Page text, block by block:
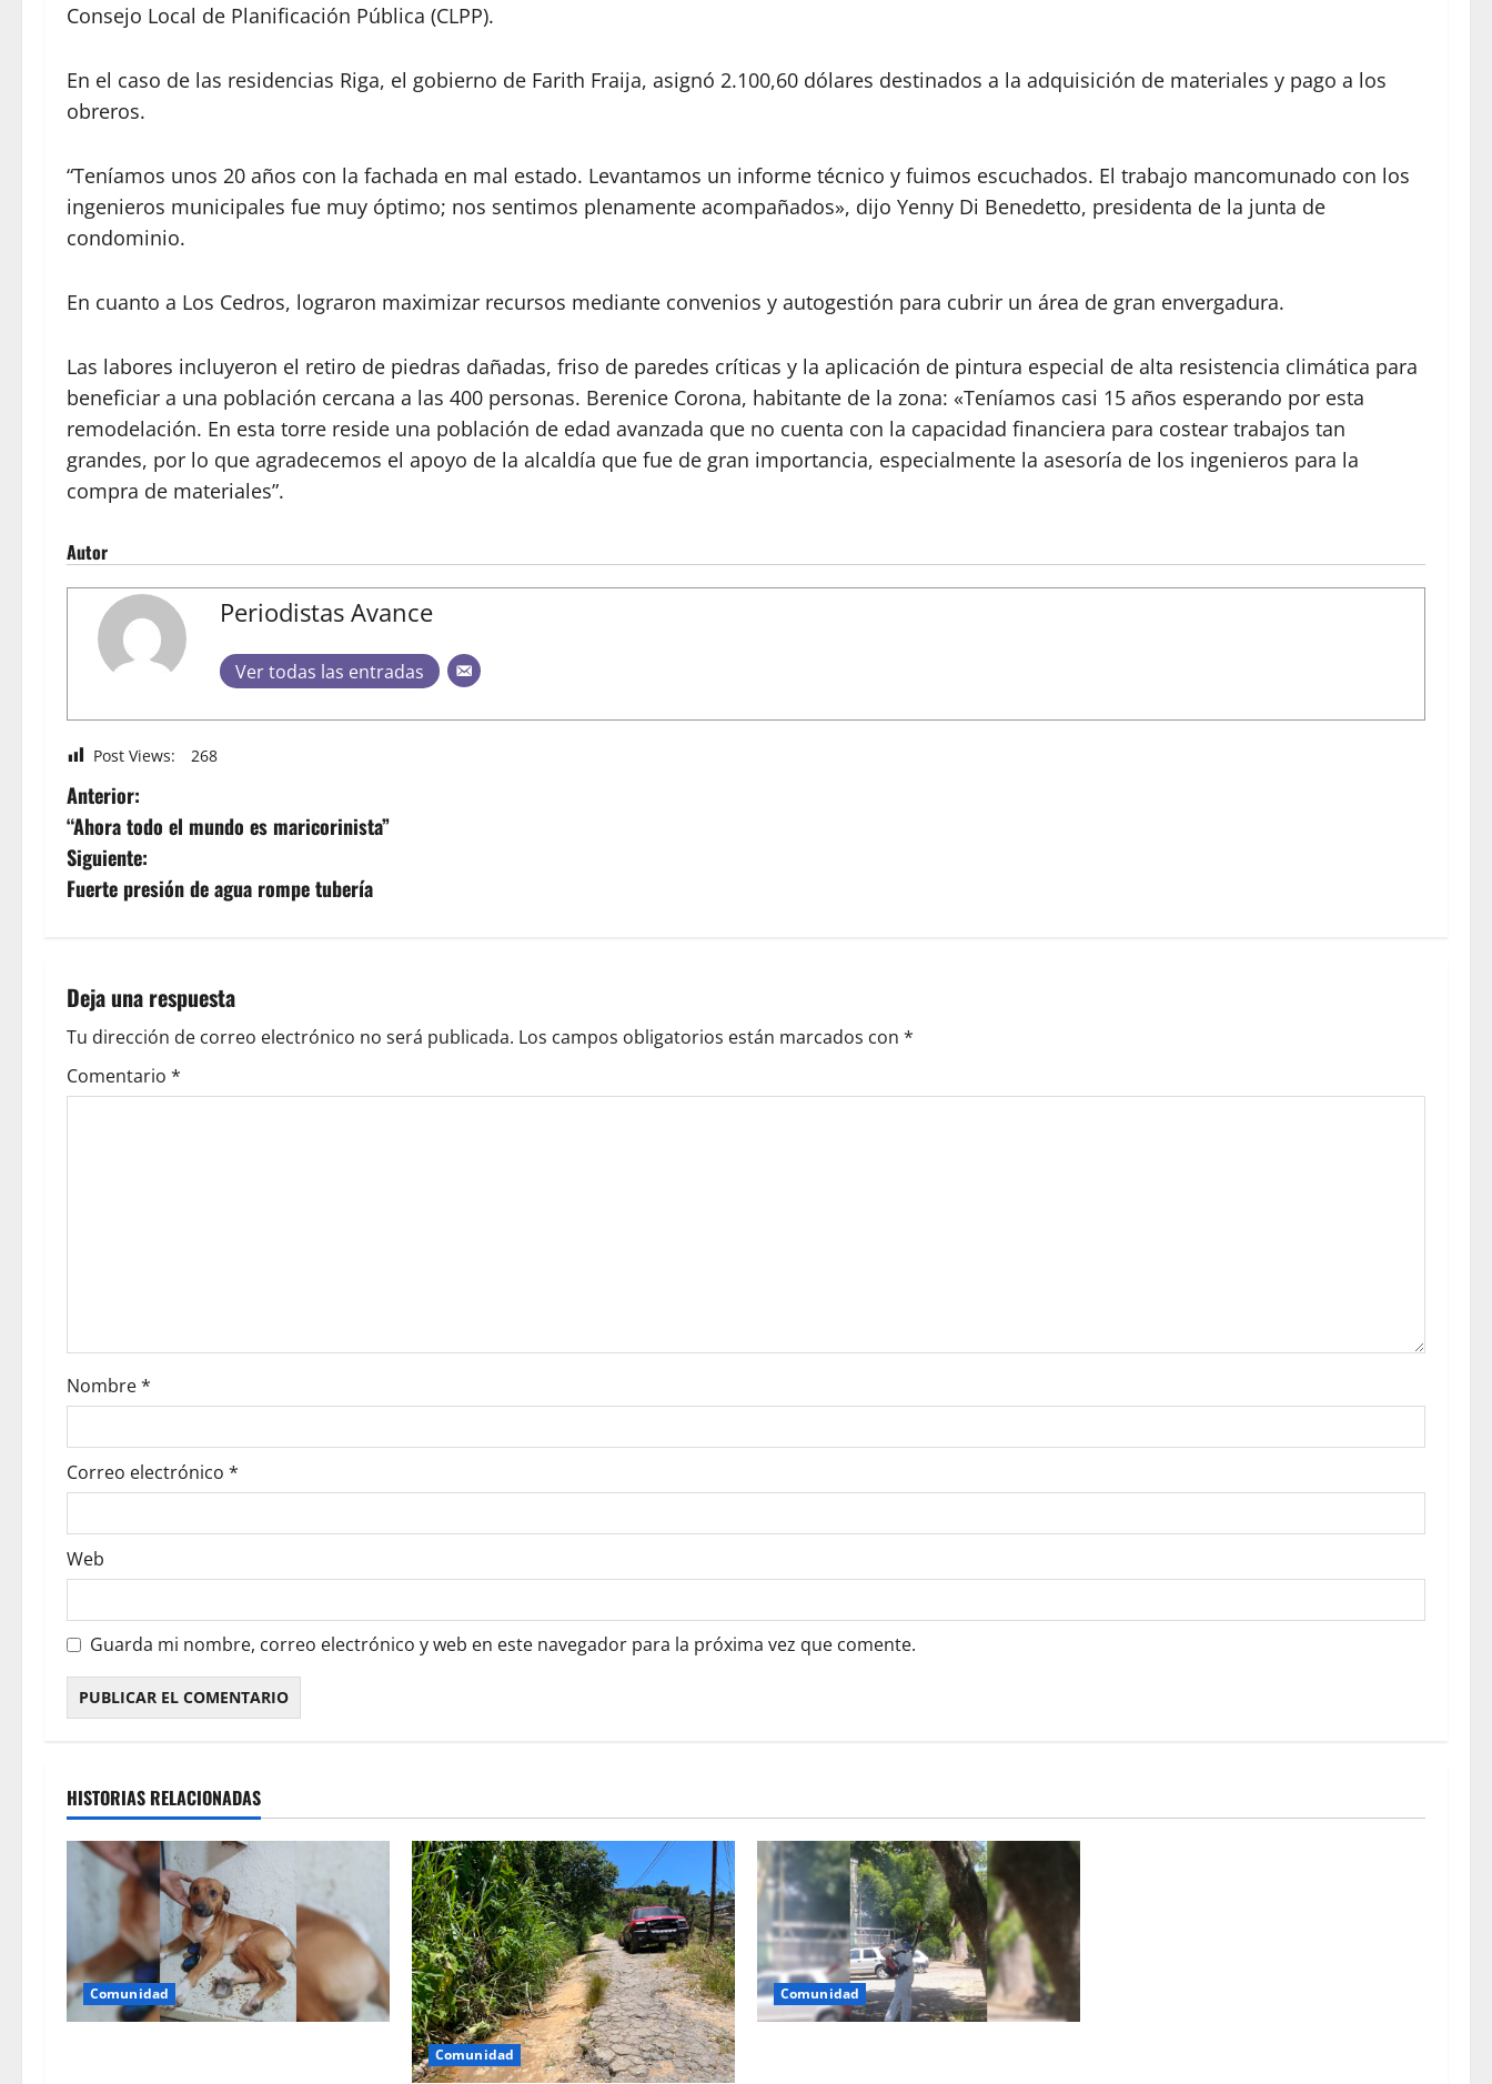
Consejo Local de Planificación Pública (CLPP).
En el caso de las residencias Riga, el gobierno de Farith Fraija, asignó 2.100,60 dólares destinados a la adquisición de materiales y pago a los
obreros.
“Teníamos unos 20 años con la fachada en mal estado. Levantamos un informe técnico y fuimos escuchados. El trabajo mancomunado con los
ingenieros municipales fue muy óptimo; nos sentimos plenamente acompañados», dijo Yenny Di Benedetto, presidenta de la junta de
condominio.
En cuanto a Los Cedros, lograron maximizar recursos mediante convenios y autogestión para cubrir un área de gran envergadura.
Las labores incluyeron el retiro de piedras dañadas, friso de paredes críticas y la aplicación de pintura especial de alta resistencia climática para
beneficiar a una población cercana a las 400 personas. Berenice Corona, habitante de la zona: «Teníamos casi 15 años esperando por esta
remodelación. En esta torre reside una población de edad avanzada que no cuenta con la capacidad financiera para costear trabajos tan
grandes, por lo que agradecemos el apoyo de la alcaldía que fue de gran importancia, especialmente la asesoría de los ingenieros para la
compra de materiales”.
Autor
Periodistas Avance
Ver todas las entradas
Post Views: 268
Anterior:
“Ahora todo el mundo es maricorinista”
Siguiente:
Fuerte presión de agua rompe tubería
Deja una respuesta
Tu dirección de correo electrónico no será publicada. Los campos obligatorios están marcados con *
Comentario *
Nombre*
Correo electrónico *
Web
Guarda mi nombre, correo electrónico y web en este navegador para la próxima vez que comente.
HISTORIAS RELACIONADAS
Comunidad
Comunidad
Comunidad